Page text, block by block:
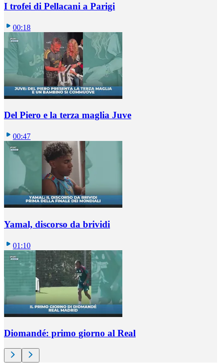
I trofei di Pellacani a Parigi
00:18
Del Piero e la terza maglia Juve
00:47
Yamal, discorso da brividi
01:10
Diomandé: primo giorno al Real